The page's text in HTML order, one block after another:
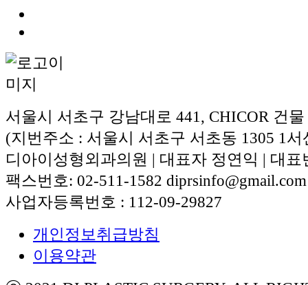
서울시 서초구 강남대로 441, CHICOR 건물
(지번주소 : 서울시 서초구 서초동 1305 1서
디아이성형외과의원 | 대표자 정연익 | 대표
팩스번호: 02-511-1582 diprsinfo@gmail.com
사업자등록번호 : 112-09-29827
개인정보취급방침
이용약관